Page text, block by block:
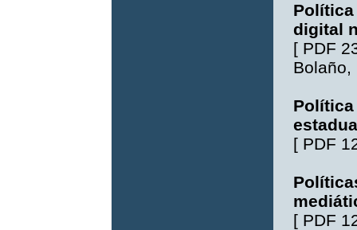
Política
digital
[ PDF
Bolaño,
Política
[ PDF
[ PDF